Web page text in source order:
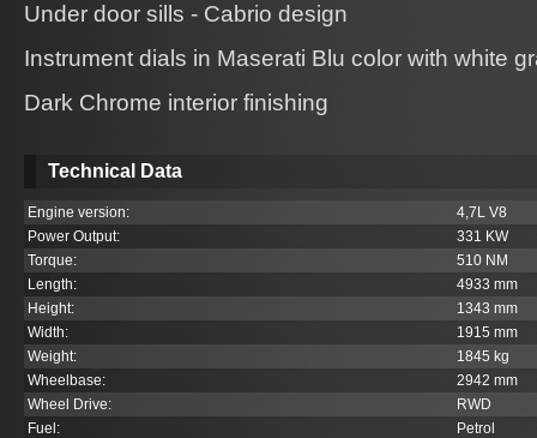
Under door sills - Cabrio design
Instrument dials in Maserati Blu color with white
Dark Chrome interior finishing
Technical Data
Engine version:
4,7L V8
Power Output:
331 KW
Torque:
510 NM
Length:
4933 mm
Height:
1343 mm
Width:
1915 mm
Weight:
1845 kg
Wheelbase:
2942 mm
Wheel Drive:
RWD
Fuel:
Petrol